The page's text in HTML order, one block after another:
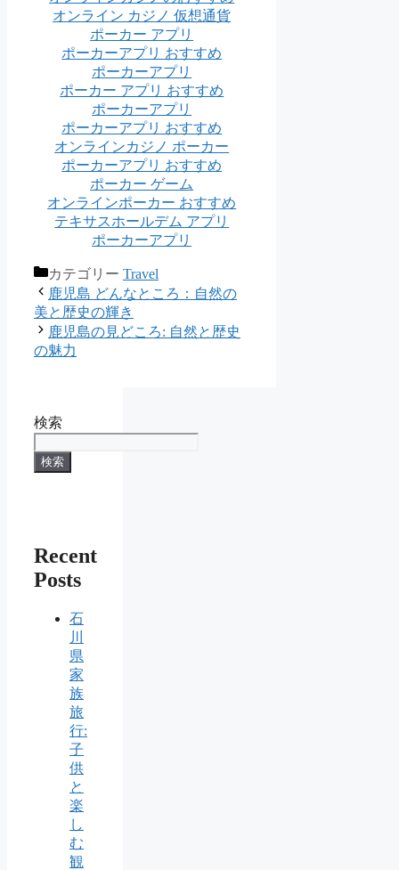
オンライン カジノ 仮想通貨
ポーカー アプリ
ポーカーアプリ おすすめ
ポーカーアプリ
ポーカー アプリ おすすめ
ポーカーアプリ
ポーカーアプリ おすすめ
オンラインカジノ ポーカー
ポーカーアプリ おすすめ
ポーカー ゲーム
オンラインポーカー おすすめ
テキサスホールデム アプリ
ポーカーアプリ
カテゴリー Travel
鹿児島 どんなところ：自然の
美と歴史の輝き
鹿児島の見どころ: 自然と歴史
の魅力
検索
検索
Recent
Posts
石
川
県
家
族
旅
行:
子
供
と
楽
し
む
観